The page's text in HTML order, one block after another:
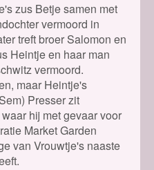
zus Betje samen met
vermoord in
treft broer Salomon en
Heintje en haar man
vermoord.
maar Heintje's
Presser zit
hij met gevaar voor
Market Garden
van Vrouwtje's naaste